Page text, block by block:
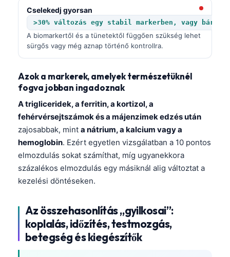
Cselekedj gyorsan
>30% változás egy stabil markerben, vagy
A biomarkertől és a tünetektől függően szükség lehet
sürgős vagy még aznap történő kontrollra.
Azok a markerek, amelyek természetüknél
fogva jobban ingadoznak
A trigliceridek, a ferritin, a kortizol, a
fehérvérsejtszámok és a májenzimek edzés után
zajosabbak, mint a nátrium, a kalcium vagy a
hemoglobin. Ezért egyetlen vizsgálatban a 10 pontos
elmozdulás sokat számíthat, míg ugyanekkora
százalékos elmozdulás egy másiknál alig változtat a
kezelési döntéseken.
Az összehasonlítás „gyilkosai”:
koplalás, időzítés, testmozgás,
betegség és kiegészítők